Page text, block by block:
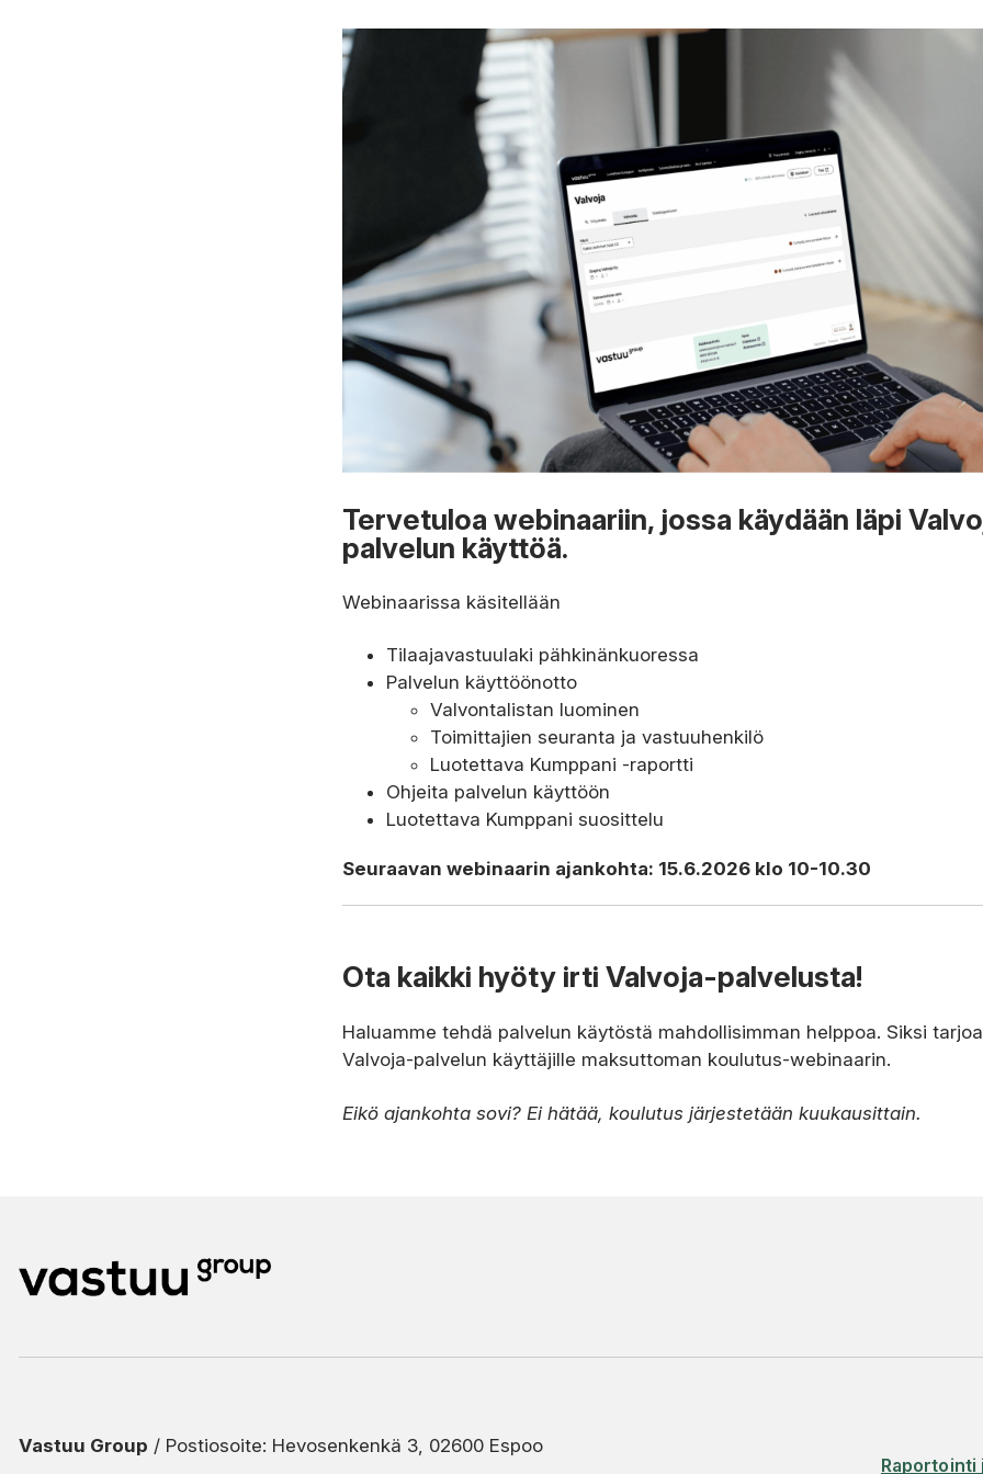
Tervetuloa webinaariin, jossa käydään läpi
palvelun käyttöä.
Webinaarissa käsitellään
Tilaajavastuulaki pähkinänkuoressa
Palvelun käyttöönotto
Valvontalistan luominen
Toimittajien seuranta ja vastuuhenkilö
Luotettava Kumppani -raportti
Ohjeita palvelun käyttöön
Luotettava Kumppani suosittelu
Seuraavan webinaarin ajankohta: 15.6.2026 klo 10-10.30
Ota kaikki hyöty irti Valvoja-palvelusta!
Haluamme tehdä palvelun käytöstä mahdollisimman helppoa. Siksi
Valvoja-palvelun käyttäjille maksuttoman koulutus-webinaarin.
Eikö ajankohta sovi? Ei hätää, koulutus järjestetään kuukausittain.
Vastuu Group / Postiosoite: Hevosenkenkä 3, 02600 Espoo
Raportointi